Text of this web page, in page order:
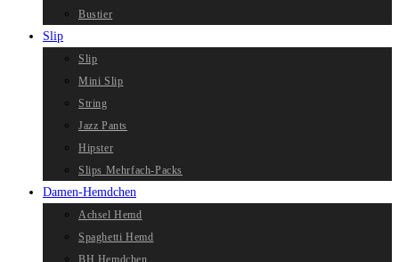
Bustier
Slip
Slip
Mini Slip
String
Jazz Pants
Hipster
Slips Mehrfach-Packs
Damen-Hemdchen
Achsel Hemd
Spaghetti Hemd